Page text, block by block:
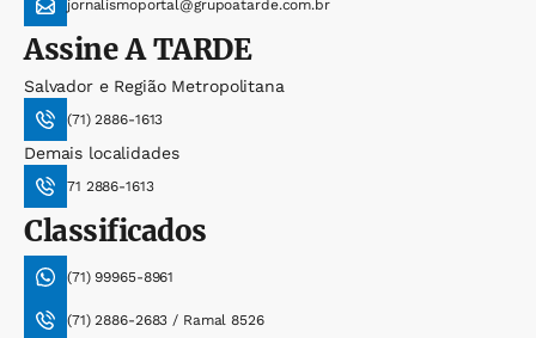
jornalismoportal@grupoatarde.com.br
AssineA TARDE
Salvador e Região Metropolitana
(71) 2886-1613
Demais localidades
71 2886-1613
Classificados
(71) 99965-8961
(71) 2886-2683 / Ramal 8526